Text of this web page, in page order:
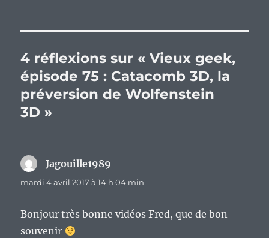
4 réflexions sur « Vieux geek,
épisode 75 : Catacomb 3D, la
préversion de Wolfenstein
3D »
Jagouille1989
mardi 4 avril 2017 à 14 h 04 min
Bonjour très bonne vidéos Fred, que de bon
souvenir